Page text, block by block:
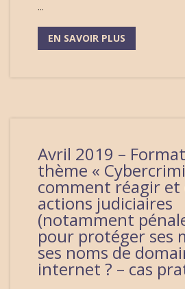
...
EN SAVOIR PLUS
Avril 2019 –
thème «
comment réagir et
actions judiciaires
(notamment
pour protéger ses
ses noms de
internet ? – cas